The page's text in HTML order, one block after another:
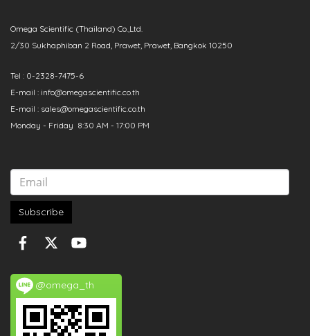
Omega Scientific (Thailand) Co.,Ltd.
2/30 Sukhaphiban 2 Road, Prawet, Prawet, Bangkok 10250
Tel : 0-2328-7475-6
E-mail : info@omegascientific.co.th
E-mail : sales@omegascientific.co.th
Monday - Friday 8:30 AM - 17:00 PM
Subscribe
@omega_th